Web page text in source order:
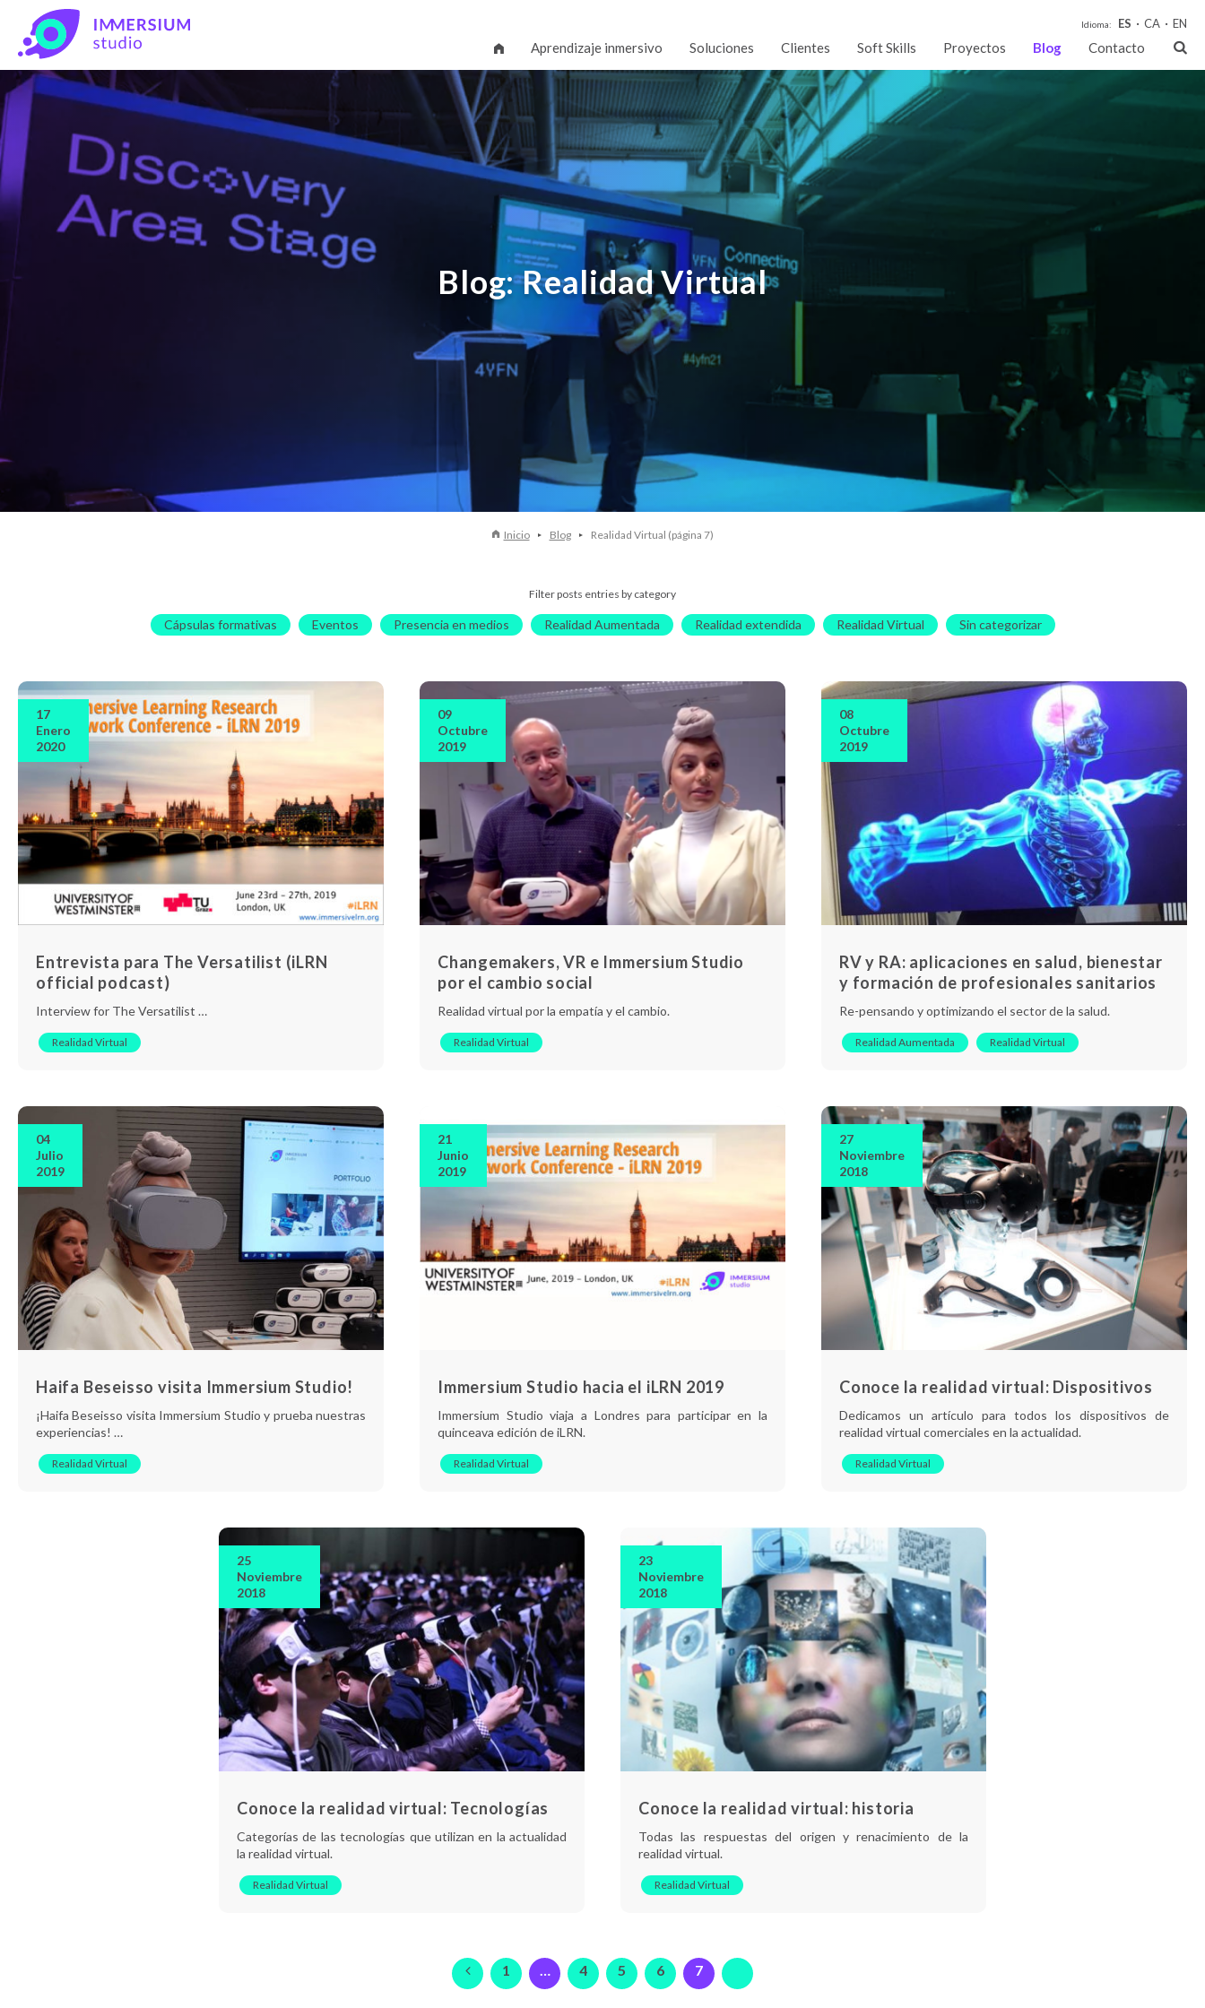
Idioma: ES CA EN
Aprendizaje inmersivo Soluciones Clientes Soft Skills Proyectos Blog Contacto
Blog: Realidad Virtual
Inicio Blog Realidad Virtual (página 7)
Filter posts entries by category
Cápsulas formativas Eventos Presencia en medios Realidad Aumentada Realidad extendida Realidad Virtual Sin categorizar
17
Enero
2020
Entrevista para The Versatilist (iLRN
official podcast)
Interview for The Versatilist …
Realidad Virtual
09
Octubre
2019
Changemakers, VR e Immersium Studio
por el cambio social
Realidad virtual por la empatía y el cambio.
Realidad Virtual
08
Octubre
2019
RV y RA: aplicaciones en salud, bienestar
y formación de profesionales sanitarios
Re-pensando y optimizando el sector de la salud.
Realidad Aumentada Realidad Virtual
04
Julio
2019
Haifa Beseisso visita Immersium Studio!
¡Haifa Beseisso visita Immersium Studio y prueba nuestras
experiencias! …
Realidad Virtual
21
Junio
2019
Immersium Studio hacia el iLRN 2019
Immersium Studio viaja a Londres para participar en la
quinceava edición de iLRN.
Realidad Virtual
27
Noviembre
2018
Conoce la realidad virtual: Dispositivos
Dedicamos un artículo para todos los dispositivos de
realidad virtual comerciales en la actualidad.
Realidad Virtual
25
Noviembre
2018
Conoce la realidad virtual: Tecnologías
Categorías de las tecnologías que utilizan en la actualidad
la realidad virtual.
Realidad Virtual
23
Noviembre
2018
Conoce la realidad virtual: historia
Todas las respuestas del origen y renacimiento de la
realidad virtual.
Realidad Virtual
1 4 5 6 7